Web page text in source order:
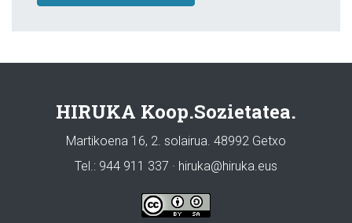
HIRUKA Koop.Sozietatea.
Martikoena 16, 2. solairua. 48992 Getxo
Tel.: 944 911 337 · hiruka@hiruka.eus